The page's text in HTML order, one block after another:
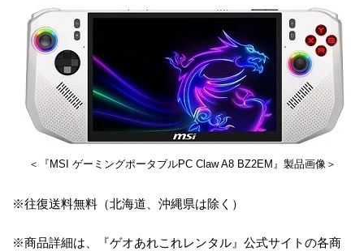
＜『MSI ゲーミングポータブルPC Claw A8 BZ2EM』製品画像＞
※往復送料無料（北海道、沖縄県は除く）
※商品詳細は、『ゲオあれこれレンタル』公式サイトの各商